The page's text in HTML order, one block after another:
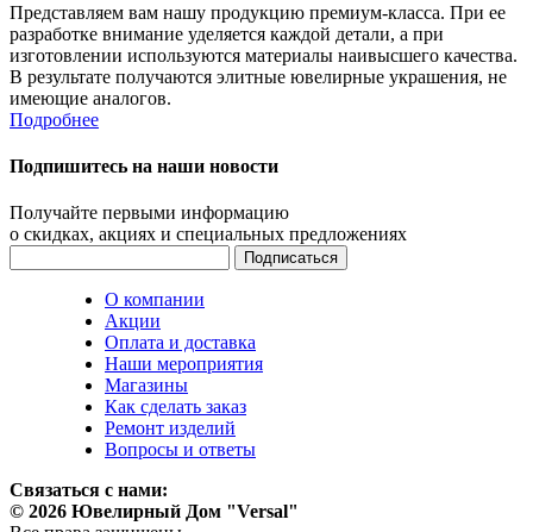
Представляем вам нашу продукцию премиум-класса. При ее
разработке внимание уделяется каждой детали, а при
изготовлении используются материалы наивысшего качества.
В результате получаются элитные ювелирные украшения, не
имеющие аналогов.
Подробнее
Подпишитесь на наши новости
Получайте первыми информацию
о скидках, акциях и специальных предложениях
О компании
Акции
Оплата и доставка
Наши мероприятия
Магазины
Как сделать заказ
Ремонт изделий
Вопросы и ответы
Связаться с нами:
© 2026 Ювелирный Дом "Versal"